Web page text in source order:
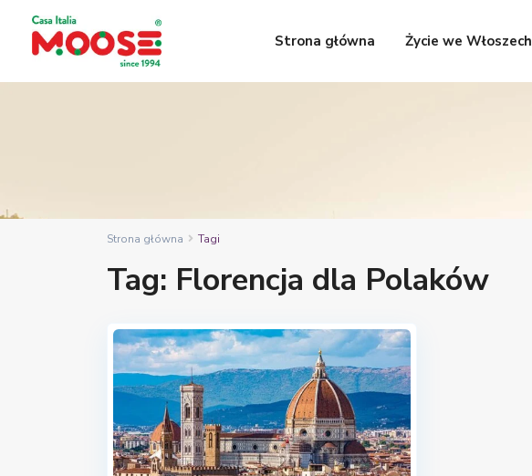
Strona główna Życie we Włoszech
Strona główna Tagi
Tag: Florencja dla Polaków